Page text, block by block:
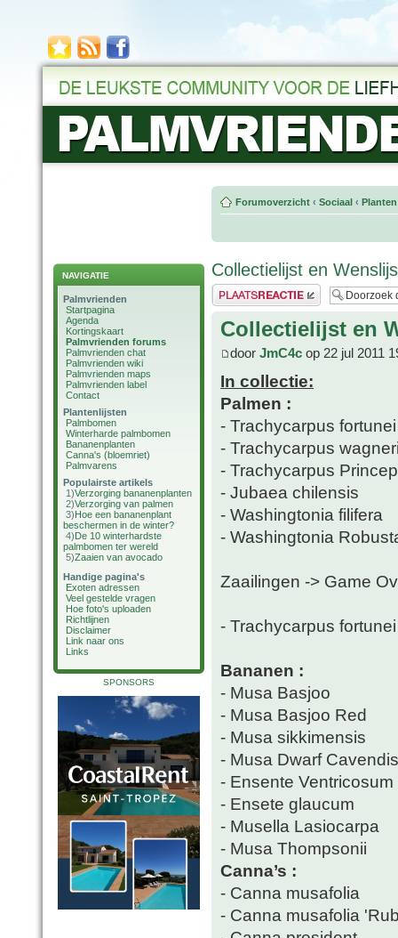
NAVIGATIE
Palmvrienden
Startpagina
Agenda
Kortingskaart
Palmvrienden forums
Palmvrienden chat
Palmvrienden wiki
Palmvrienden maps
Palmvrienden label
Contact
Plantenlijsten
Palmbomen
Winterharde palmbomen
Bananenplanten
Canna's (bloemriet)
Palmvarens
Populairste artikels
1)Verzorging bananenplanten
2)Verzorging van palmen
3)Hoe een bananenplant
beschermen in de winter?
4)De 10 winterhardste
palmbomen ter wereld
5)Zaaien van avocado
Handige pagina's
Exoten adressen
Veel gestelde vragen
Hoe foto's uploaden
Richtlijnen
Disclaimer
Link naar ons
Links
SPONSORS
Forumoverzicht ‹ Sociaal ‹
Collectielijst en
Plaats een reactie
Collectielijst en
door JmC4c op 22 jul 2011
In collectie:
Palmen :
- Trachycarpus fortunei
- Trachycarpus
- Trachycarpus
- Jubaea chilensis
- Washingtonia filifera
- Washingtonia
Zaailingen -> Game
- Trachycarpus
Bananen :
- Musa Basjoo
- Musa Basjoo Red
- Musa sikkimensis
- Musa Dwarf
- Ensente Ventricosum
- Ensete glaucum
- Musella Lasiocarpa
- Musa Thompsonii
Canna’s :
- Canna musafolia
- Canna musafolia